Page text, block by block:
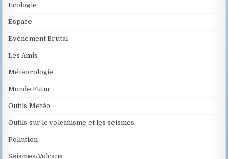
Ecologie
Espace
Evènement Brutal
Les Amis
Météorologie
Monde Futur
Outils Météo
Outils sur le volcanisme et les séismes
Pollution
Seismes/Volcans